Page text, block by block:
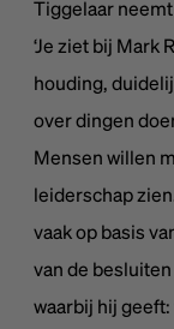
Tiggelaar
‘Je ziet bij Mark
houding,
over dingen
Mensen willen
leiderschap
vaak op basis
van de
waarbij hij